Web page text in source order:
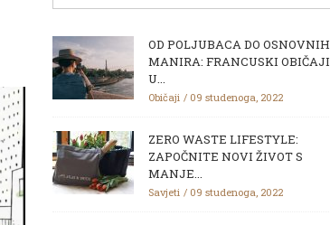
OD POLJUBACA DO OSNOVNIH
MANIRA: FRANCUSKI OBIČAJI
U...
Običaji 09 studenoga, 2022
ZERO WASTE LIFESTYLE:
ZAPOČNITE NOVI ŽIVOT S
MANJE...
Savjeti 09 studenoga, 2022